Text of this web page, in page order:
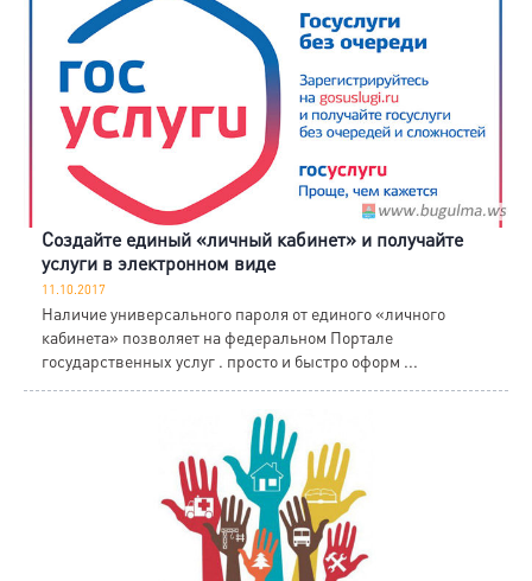
Создайте единый «личный кабинет» и получайте
услуги в электронном виде
11.10.2017
Наличие универсального пароля от единого «личного
кабинета» позволяет на федеральном Портале
государственных услуг . просто и быстро оформ ...